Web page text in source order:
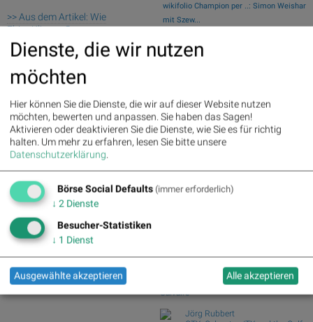
>> Aus dem Artikel: Wie
ElringKlinger, Samsung
Electronics, Geely, Acuity Brands,
Verbio und Snapchat für
Gesprächsstoff sorgten
voestalpine : 0.23%» Details
CA Immo : 0.21% » Details
Uniqa : 0.05%» Details
DO&CO : 0.00%» Details
Erste Group : -1.19%
Strabag : -1.56%
AT&S : -2.23%» Details
Österreichische Post : -4.48%
Details
wikifolio Champion per ..: Simon Weishar
mit Szew...
Bajaj Mobility...
Technologies,...
Wie SAP, Scout24, Infineon, DAIMLER
TRUCK HLD...,...
Wiener Börse: ATX gibt am Freitag 1,36
Börse Social Club Board
Galerist & Galerie Filles du
Calvaire
Jörg Rubbert
Dienste, die wir nutzen
möchten
Hier können Sie die Dienste, die wir auf dieser Website nutzen
möchten, bewerten und anpassen. Sie haben das Sagen!
Aktivieren oder deaktivieren Sie die Dienste, wie Sie es für richtig
halten. Um mehr zu erfahren, lesen Sie bitte unsere
Datenschutzerklärung.
Börse Social Defaults (immer erforderlich)
↓ 2 Dienste
Besucher-Statistiken
↓ 1 Dienst
Ausgewählte akzeptieren Alle akzeptieren